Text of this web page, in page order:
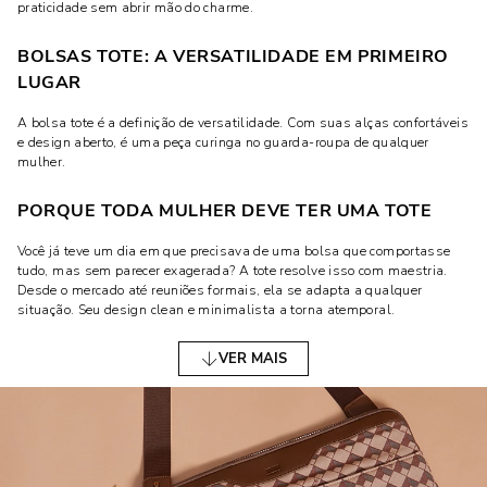
praticidade sem abrir mão do charme.
BOLSAS TOTE: A VERSATILIDADE EM PRIMEIRO
LUGAR
A bolsa tote é a definição de versatilidade. Com suas alças confortáveis
e design aberto, é uma peça curinga no guarda-roupa de qualquer
mulher.
PORQUE TODA MULHER DEVE TER UMA TOTE
Você já teve um dia em que precisava de uma bolsa que comportasse
tudo, mas sem parecer exagerada? A tote resolve isso com maestria.
Desde o mercado até reuniões formais, ela se adapta a qualquer
situação. Seu design clean e minimalista a torna atemporal.
CLUTCH: ELEGÂNCIA COMPACTA
Nada diz "sofisticação" como uma clutch. Esse modelo pequeno, sem
alças, é ideal para ocasiões especiais ou saídas à noite.
OCASIÕES IDEAIS PARA USAR
VER MAIS